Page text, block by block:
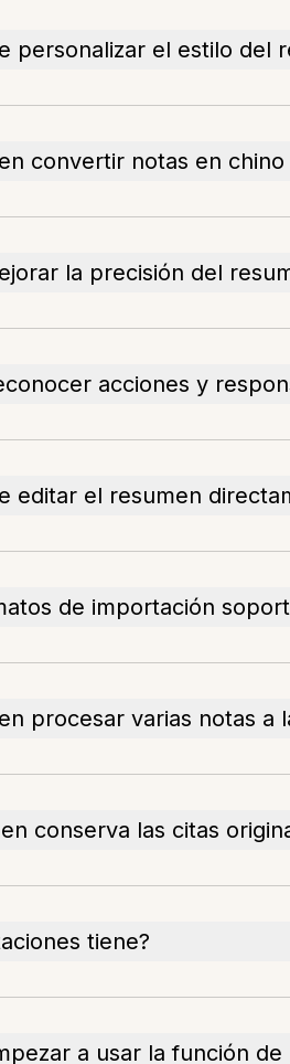
personalizar el estilo del
convertir notas en
la precisión del
acciones y
editar el resumen
de importación
procesar varias notas a
conserva las citas
tiene?
a usar la función